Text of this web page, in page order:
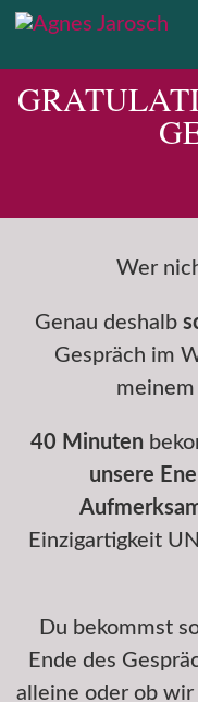
Wer
Genau deshalb
Gespräch im
40 Minuten
unsere
Einzigartigkeit
Du bekommst
Ende des
alleine oder ob